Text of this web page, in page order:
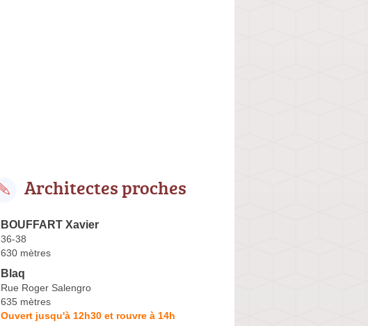
Architectes proches
BOUFFART Xavier
36-38
630 mètres
Blaq
Rue Roger Salengro
635 mètres
Ouvert jusqu'à 12h30 et rouvre à 14h